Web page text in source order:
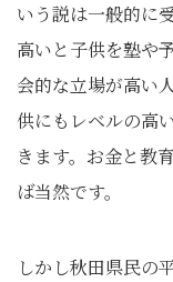
いう説は一般的に
高いと子供を塾や
会的な立場が高い
供にもレベルの高
きます。お金と教
ば当然です。
しかし秋田県民の